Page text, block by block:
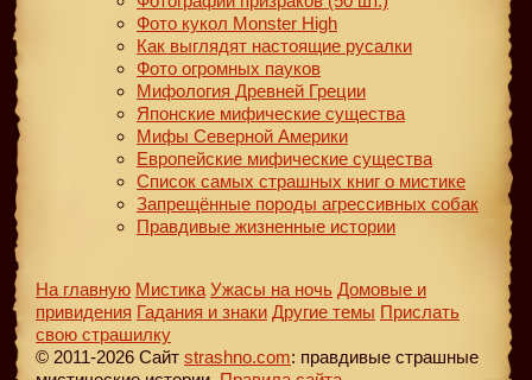
Фото кукол Monster High
Как выглядят настоящие русалки
Фото огромных пауков
Мифология Древней Греции
Японские мифические существа
Мифы Северной Америки
Европейские мифические существа
Список самых страшных книг о мистике
Запрещённые породы агрессивных собак
Правдивые жизненные истории
На главную Мистика Ужасы на ночь Домовые и
привидения Гадания и знаки Другие темы Прислать
свою страшилку
© 2011-2026 Сайт strashno.com: правдивые страшные